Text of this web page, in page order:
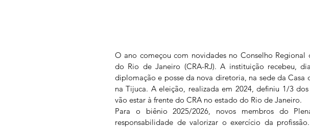
O ano começou com novidades no Conselho Regional
do Rio de Janeiro (CRA-RJ). A instituição recebeu,
diplomação e posse da nova diretoria, na sede da Casa
na Tijuca. A eleição, realizada em 2024, definiu 1/3
vão estar à frente do CRA no estado do Rio de Janeiro.
Para o biênio 2025/2026, novos membros do
responsabilidade de valorizar o exercício da